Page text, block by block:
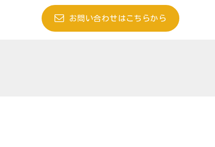
お問い合わせはこちらから